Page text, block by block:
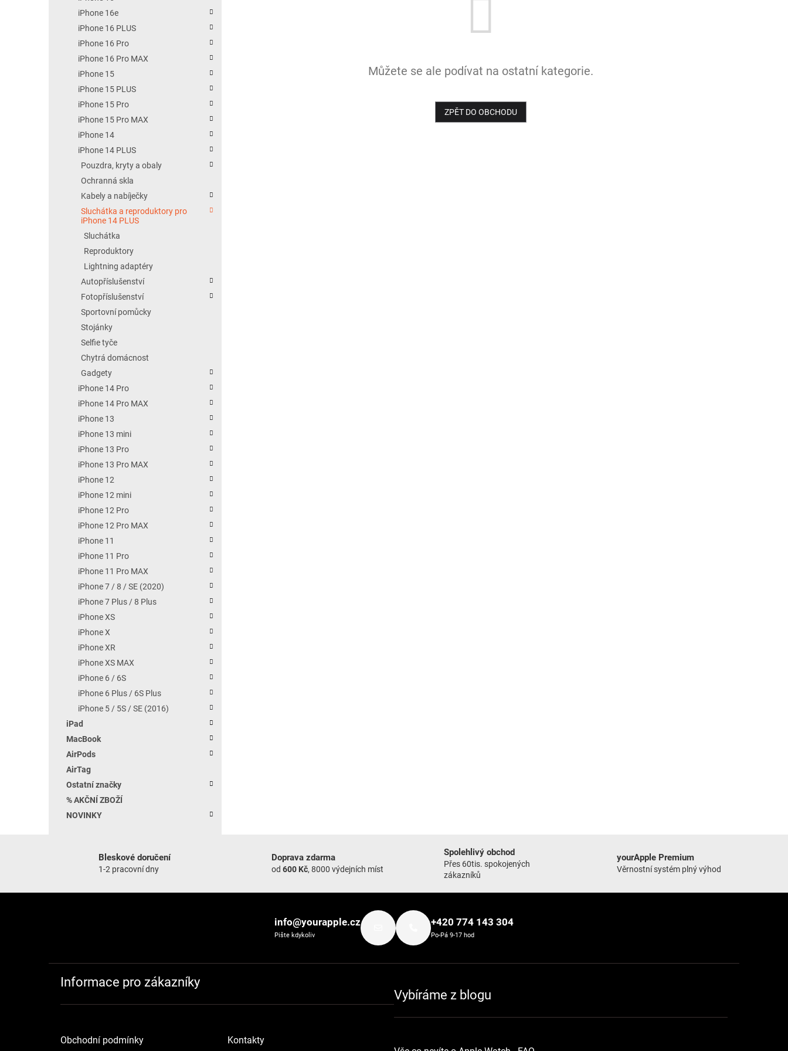
iPhone 16e
iPhone 16 PLUS
iPhone 16 Pro
iPhone 16 Pro MAX
iPhone 15
iPhone 15 PLUS
iPhone 15 Pro
iPhone 15 Pro MAX
iPhone 14
iPhone 14 PLUS
Pouzdra, kryty a obaly
Ochranná skla
Kabely a nabíječky
Sluchátka a reproduktory pro
iPhone 14 PLUS
Sluchátka
Reproduktory
Lightning adaptéry
Autopříslušenství
Fotopříslušenství
Sportovní pomůcky
Stojánky
Selfie tyče
Chytrá domácnost
Gadgety
iPhone 14 Pro
iPhone 14 Pro MAX
iPhone 13
iPhone 13 mini
iPhone 13 Pro
iPhone 13 Pro MAX
iPhone 12
iPhone 12 mini
iPhone 12 Pro
iPhone 12 Pro MAX
iPhone 11
iPhone 11 Pro
iPhone 11 Pro MAX
iPhone 7 / 8 / SE (2020)
iPhone 7 Plus / 8 Plus
iPhone XS
iPhone X
iPhone XR
iPhone XS MAX
iPhone 6 / 6S
iPhone 6 Plus / 6S Plus
iPhone 5 / 5S / SE (2016)
iPad
MacBook
AirPods
AirTag
Ostatní značky
% AKČNÍ ZBOŽÍ
NOVINKY
Můžete se ale podívat na ostatní kategorie.
ZPĚT DO OBCHODU
Bleskové doručení
1-2 pracovní dny
Doprava zdarma
od 600 Kč, 8000 výdejních míst
Spolehlivý obchod
Přes 60tis. spokojených
zákazníků
yourApple Premium
Věrnostní systém plný výhod
info@yourapple.cz
Pište kdykoliv
+420 774 143 304
Po-Pá 9-17 hod
Informace pro zákazníky
Obchodní podmínky
Kontakty
Vybíráme z blogu